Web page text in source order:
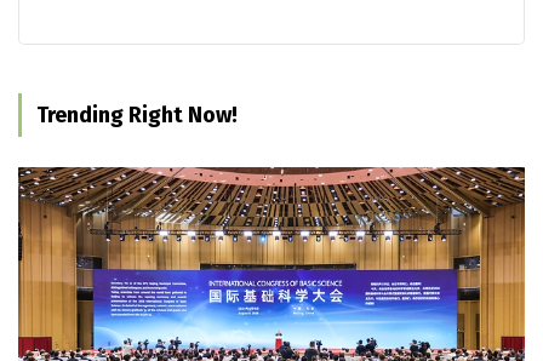
Trending Right Now!